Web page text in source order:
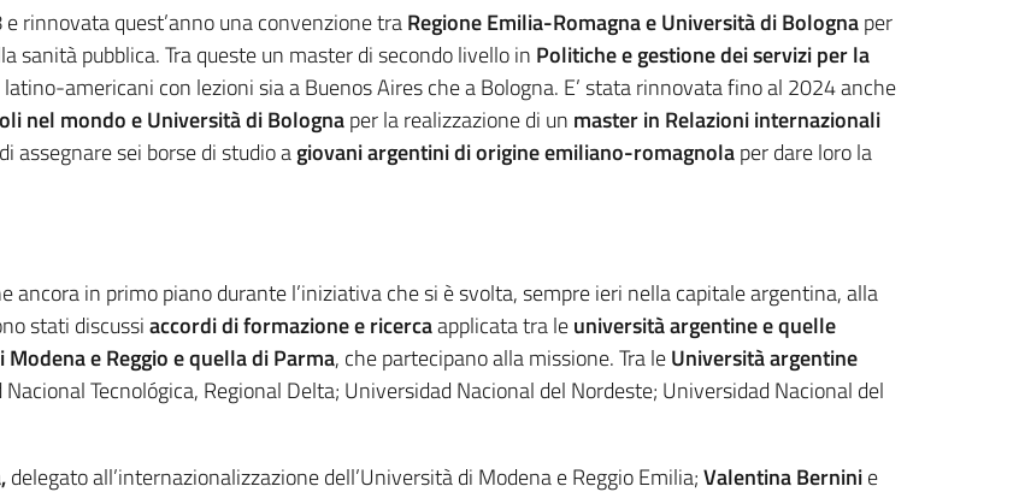
rinnovata quest’anno una convenzione traRegione Emilia-Romagna e Università di Bolognaper
sanità pubblica. Tra queste un master di secondo livello in Politiche e gestione dei servizi per la
americani con lezioni sia a Buenos Aires che a Bologna. E’ stata rinnovata fino al 2024 anche
nel mondo e Università di Bolognaper la realizzazione di un master in Relazioni internazionali
assegnare sei borse di studio agiovani argentini di origine emiliano-romagnolaper dare loro la
ancora in primo piano durante l’iniziativa che si è svolta, sempre ieri nella capitale argentina, alla
stati discussiaccordi di formazione e ricercaapplicata tra leuniversità argentine e quelle
Modena e Reggio e quella di Parma, che partecipano alla missione. Tra leUniversità argentine
Tecnológica, Regional Delta; Universidad Nacional del Nordeste; Universidad Nacional del
delegato all’internazionalizzazione dell’Università di Modena e Reggio Emilia;Valentina Berninie